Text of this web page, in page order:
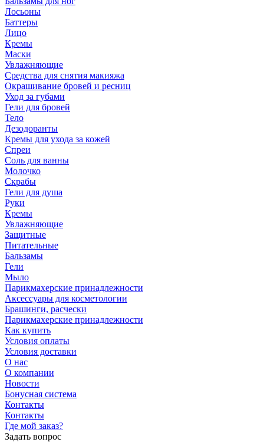
Лосьоны
Баттеры
Лицо
Кремы
Маски
Увлажняющие
Средства для снятия макияжа
Окрашивание бровей и ресниц
Уход за губами
Гели для бровей
Тело
Дезодоранты
Кремы для ухода за кожей
Спреи
Соль для ванны
Молочко
Скрабы
Гели для душа
Руки
Кремы
Увлажняющие
Защитные
Питательные
Бальзамы
Гели
Мыло
Парикмахерские принадлежности
Аксессуары для косметологии
Брашинги, расчески
Парикмахерские принадлежности
Как купить
Условия оплаты
Условия доставки
О нас
О компании
Новости
Бонусная система
Контакты
Контакты
Где мой заказ?
Задать вопрос